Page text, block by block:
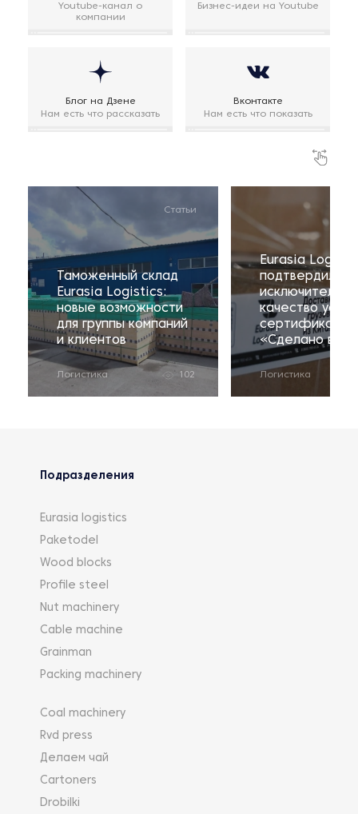
Youtube-канал о
компании
Бизнес-идеи на Youtube
Блог на Дзене
Нам есть что рассказать
Вконтакте
Нам есть что показать
Статьи
Таможенный склад
Eurasia Logistics:
новые возможности
для группы компаний
и клиентов
Логистика 102
Eurasia
подтвердила
качество услуг
сертификатом
«Сделано в
Логистика
Подразделения
Eurasia logistics
Paketodel
Wood blocks
Profile steel
Nut machinery
Cable machine
Grainman
Packing machinery
Coal machinery
Rvd press
Делаем чай
Cartoners
Drobilki